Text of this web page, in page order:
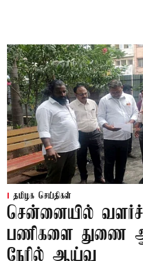
தமிழக செய்திகள்
சென்னையில்
பணிகளை துணை
நேரில் ஆய்வு